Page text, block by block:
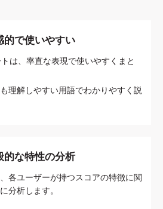
的で使いやすい
は、率直な表現で使いやすくまと
理解しやすい用語でわかりやすく説
的な特性の分析
各ユーザーが持つスコアの特徴に関
分析します。